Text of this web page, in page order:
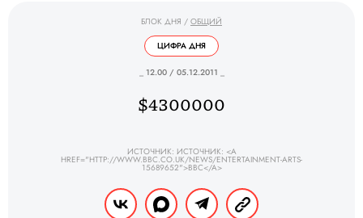
БЛОК ДНЯ / ОБЩИЙ
ЦИФРА ДНЯ
_ 12.00 / 05.12.2011 _
$4300000
ИСТОЧНИК: ИСТОЧНИК: <A
HREF="HTTP://WWW.BBC.CO.UK/NEWS/ENTERTAINMENT-ARTS-
15689652">BBC</A>